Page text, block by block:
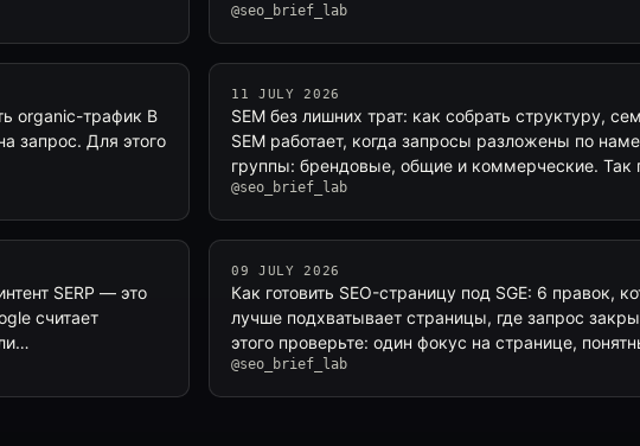
@seo_brief_lab
organic-трафик В
запрос. Для этого
11 JULY 2026
SEM без лишних трат: как собрать структуру,
SEM работает, когда запросы разложены по
группы: брендовые, общие и коммерческие. Так
@seo_brief_lab
SERP — это
считает
09 JULY 2026
Как готовить SEO-страницу под SGE: 6 правок,
лучше подхватывает страницы, где запрос
этого проверьте: один фокус на странице,
@seo_brief_lab